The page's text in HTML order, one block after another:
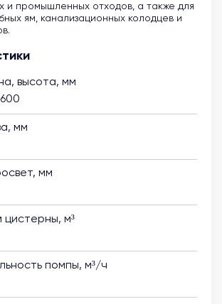
и промышленных отходов, а также для
ям, канализационных колодцев и
высота, мм
мм
мм
м³
помпы, м³/ч